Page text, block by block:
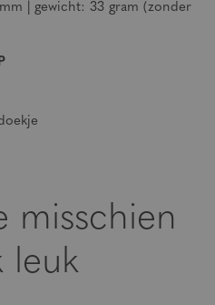
| gewicht: 33 gram (zonder
misschien
leuk